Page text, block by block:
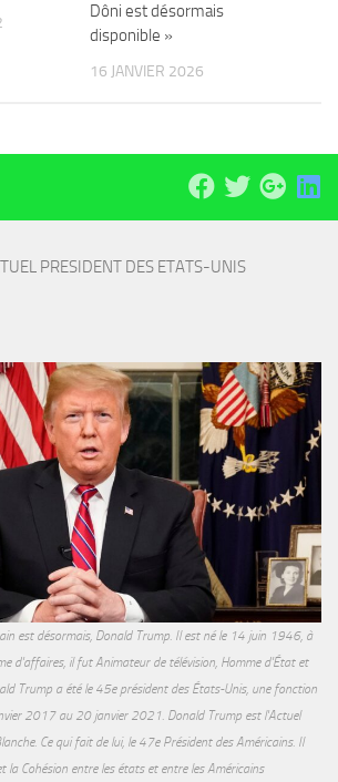
Dôni est désormais
disponible »
16 JANVIER 2026
PRESIDENT DES ETATS-UNIS
est désormais, Donald Trump. Il est né le 14 juin 1946, à
d'affaires, il fut Animateur de télévision, Homme d'État et
Trump a été le 45e président des États-Unis, une fonction
2017 au 20 janvier 2021. Donald Trump est l'Actuel
Ce qui fait de lui, le 47e Président des Américains. Il
la Cohésion entre les états et entre les Américains